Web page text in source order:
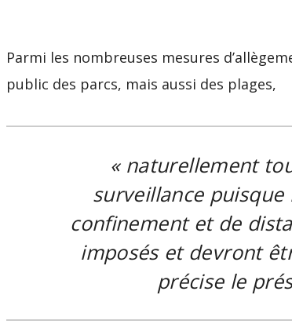
Parmi les nombreuses mesures
public des parcs, mais aussi des plages,
« naturellement
surveillance puisque
confinement et de
imposés et devront
précise le